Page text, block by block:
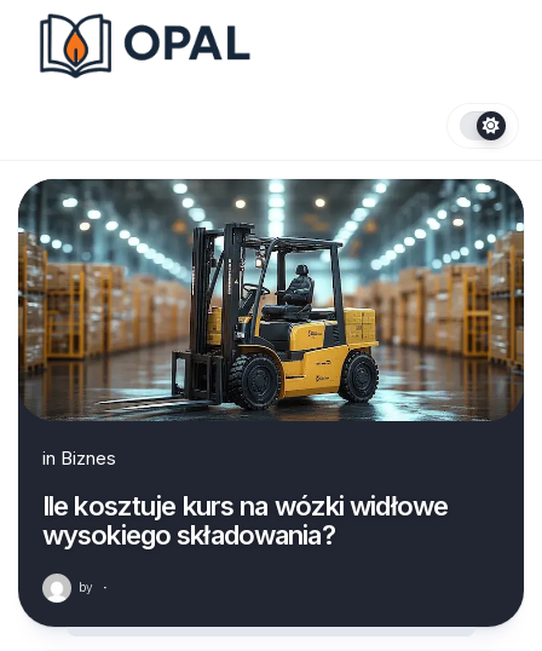
content
in Biznes
Ile kosztuje kurs na wózki widłowe
wysokiego składowania?
by ·